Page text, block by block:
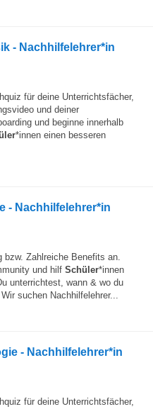
- Nachhilfelehrer*in
für deine Unterrichtsfächer,
und deiner
und beginne innerhalb
*innen einen besseren
- Nachhilfelehrer*in
bzw. Zahlreiche Benefits an.
und hilf Schüler*innen
unterrichtest, wann & wo du
suchen Nachhilfelehrer...
- Nachhilfelehrer*in
für deine Unterrichtsfächer,